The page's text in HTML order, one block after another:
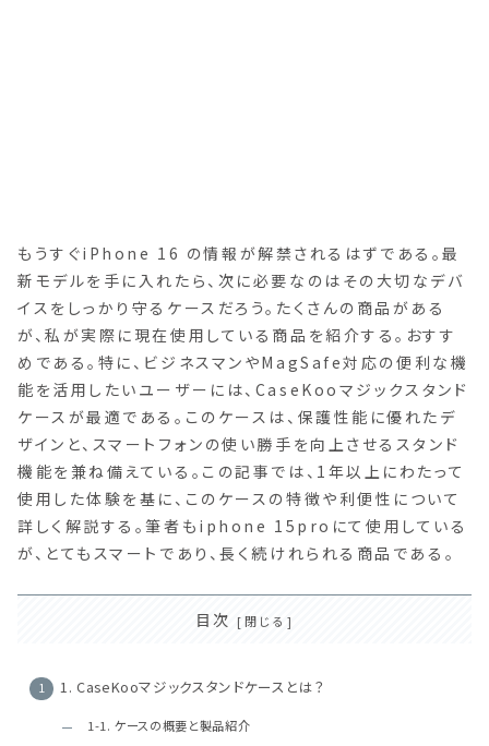
もうすぐiPhone 16 の情報が解禁されるはずである。最
新モデルを手に入れたら、次に必要なのはその大切なデバ
イスをしっかり守るケースだろう。たくさんの商品がある
が、私が実際に現在使用している商品を紹介する。おすす
めである。特に、ビジネスマンやMagSafe対応の便利な機
能を活用したいユーザーには、CaseKooマジックスタンド
ケースが最適である。このケースは、保護性能に優れたデ
ザインと、スマートフォンの使い勝手を向上させるスタンド
機能を兼ね備えている。この記事では、1年以上にわたって
使用した体験を基に、このケースの特徴や利便性について
詳しく解説する。筆者もiphone 15proにて使用している
が、とてもスマートであり、長く続けれられる商品である。
目次
1. CaseKooマジックスタンドケースとは？
1-1. ケースの概要と製品紹介